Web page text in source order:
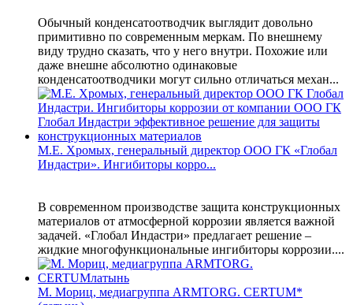
Обычный конденсатоотводчик выглядит довольно
примитивно по современным меркам. По внешнему
виду трудно сказать, что у него внутри. Похожие или
даже внешне абсолютно одинаковые
конденсатоотводчики могут сильно отличаться механ...
М.Е. Хромых, генеральный директор ООО ГК «Глобал
Индастри». Ингибиторы корро...
В современном производстве защита конструкционных
материалов от атмосферной коррозии является важной
задачей. «Глобал Индастри» предлагает решение –
жидкие многофункциональные ингибиторы коррозии....
М. Мориц, медиагруппа ARMTORG. CERTUM*